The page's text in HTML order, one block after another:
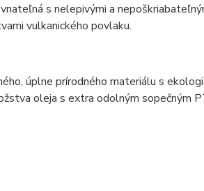
s nelepivými a
vulkanického povlaku.
​​úplne prírodného materiálu s
oleja s extra odolným sopečným